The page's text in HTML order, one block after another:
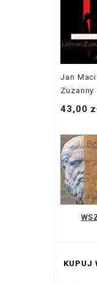
Jan
Zuzanny
43,00
KUPUJ